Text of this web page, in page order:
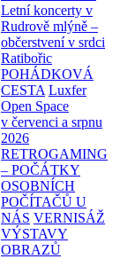
Letní koncerty v
Rudrově mlýně –
občerstvení v srdci
Ratibořic
POHÁDKOVÁ
CESTA Luxfer
Open Space
v červenci a srpnu
2026
RETROGAMING
– POČÁTKY
OSOBNÍCH
POČÍTAČŮ U
NÁS VERNISÁŽ
VÝSTAVY
OBRAZŮ